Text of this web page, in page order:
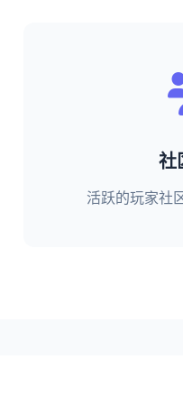
社
活跃的玩家社